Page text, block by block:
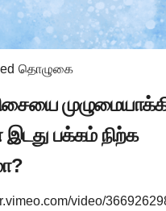
தொழுகை
பக்கம் நிற்க
video/